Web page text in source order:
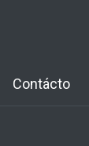
Contácto